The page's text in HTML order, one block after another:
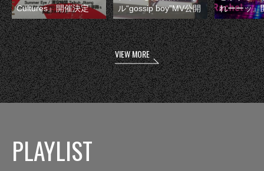
Cultures』開催決定
ル“gossip boy”MV公開
れーーッ』
VIEW MORE
PLAYLIST